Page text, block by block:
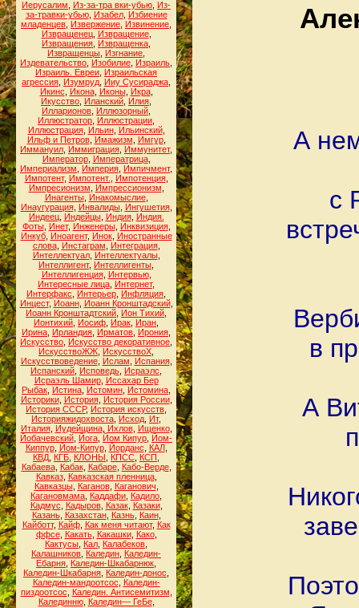
Иерусалим
Из-за-тра вки-убью Из-
за-травки-убью, Изабел, Избиение
младенцев Извержение Извинение
Извращенец, Извращение,
Извращения Извращенка
Извращенцы Изгнание
Издевательство Изобилие Израиль
Израиль. Евреи Израильская
агрессия Изумруд Ииу Сусираджа
Икинс
Икона, Иконы, Икра,
Икусство Иланский Илия
Илларионов Иллюзорный
Иллюстратор Иллюстрации
Иллюстрация, Ильин, Ильинский,
Ильф и Петров, Имажизм Имгур,
Иммануил Иммиграция Иммунитет,
Император, Императрица,
Империализм
Империя Импичмент,
Импотент, Импотент. Импотенция,
Импресионизм
Импрессионизм
Инагенты, Инакомыслие,
Инаугурация, Инвалиды, Ингушетия,
Индеец, Индейцы, Индия, Индия.
Фоты, Инет, Инженеры, Инквизиция,
Инкуб, Иноагент, Инок, Иностранные
слова, Инстаграм Интеграция,
Интеллектуал, Интеллектуалы,
Интеллигент, Интеллигенты
Интеллигенция, Интервью,
Интересные лица Интернет,
Интерфакс
Интерьер Инфляция
Инцест, Иоанн, Иоанн Кронштадский,
Иоанн Кронштадтский Ион Тихий
Ионтихий Иосиф Ирак Иран
Ирина Ирландия Ирматов Ирония
Искусство Искусство декоративное
ИскусствоЖЖ ИскусствоХ
Искусствоведение, Ислам Испания,
Испанский Исповедь Исраэлс
Исраэль Шамир, Иссахар Бер
Рыбак Истина Истомин Истомина
Историки, История, История России,
История СССР, История искусств
Историяжидохвоста Исход Ит,
Италия, Иудейщина, Ихлов, Ищенко,
Йобачевский Йога Йом Кипур Йом-
Киппур, Йом-Кипур, Йорданс КАЛ,
КВД КГБ КЛОНЫ КПСС КСП
Кабаева, Кабак, Кабаре, Кабо-Верде,
Кавказ, Кавказская пленница,
Кавказцы, Каганов, Каганович
Кагановмама Каддафи Кадило
Кадмус
Кадыров, Казак, Казаки,
Казань, Казахстан, Казнь, Каин,
Кайботт, Кайф, Как меня читают, Как
ффсе, Какать, Какашки, Како,
Кактусы Кал Калабеков
Калашников Каледин Каледин-
Ебарня Каледин-Шкабарнюк
Каледин-Шкабарня Каледин-донос
Каледин-мандоотсос
Каледин-
пиздоотсос
Каледин. Антисемитизм
Калединню, Каледин— ГеБе,
А
с
в
А